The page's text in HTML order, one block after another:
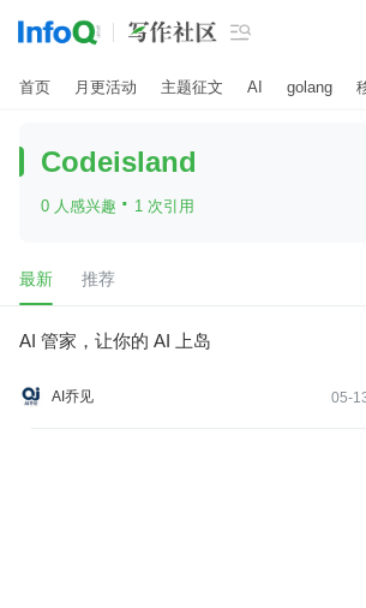

首页 月更活动 主题征文 AI golang
Codeisland
0 人感兴趣 · 1 次引用
最新 推荐
AI 管家，让你的 AI 上岛
AI乔见 05-